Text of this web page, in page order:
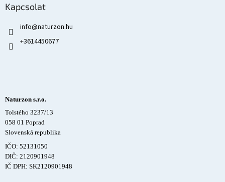
Kapcsolat
info@naturzon.hu
+3614450677
Naturzon s.r.o.
Tolstého 3237/13
058 01 Poprad
Slovenská republika
IČO: 52131050
DIČ: 2120901948
IČ DPH: SK2120901948